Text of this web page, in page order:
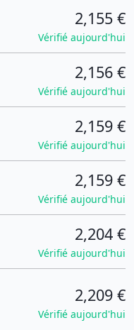
2,155 €
Vérifié aujourd'hui
2,156 €
Vérifié aujourd'hui
2,159 €
Vérifié aujourd'hui
2,159 €
Vérifié aujourd'hui
2,204 €
Vérifié aujourd'hui
2,209 €
Vérifié aujourd'hui